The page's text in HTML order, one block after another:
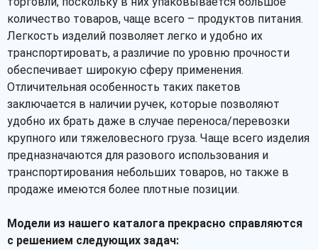
количество товаров, чаще всего – продуктов питания.
Легкость изделий позволяет легко и удобно их
транспортировать, а различие по уровню прочности
обеспечивает широкую сферу применения.
Отличительная особенность таких пакетов
заключается в наличии ручек, которые позволяют
удобно их брать даже в случае переноса/перевозки
крупного или тяжеловесного груза. Чаще всего изделия
предназначаются для разового использования и
транспортирования небольших товаров, но также в
продаже имеются более плотные позиции.
Модели из нашего каталога прекрасно справляются
с решением следующих задач: